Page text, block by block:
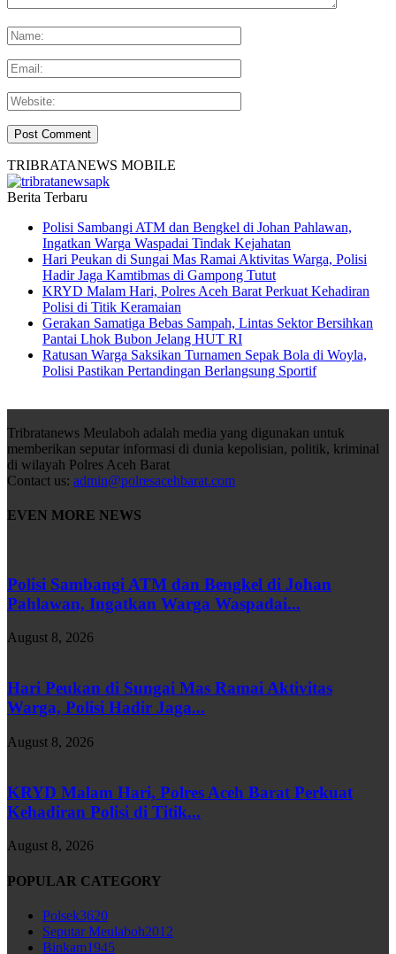
TRIBRATANEWS MOBILE
Berita Terbaru
Polisi Sambangi ATM dan Bengkel di Johan Pahlawan,
Ingatkan Warga Waspadai Tindak Kejahatan
Hari Peukan di Sungai Mas Ramai Aktivitas Warga, Polisi
Hadir Jaga Kamtibmas di Gampong Tutut
KRYD Malam Hari, Polres Aceh Barat Perkuat Kehadiran
Polisi di Titik Keramaian
Gerakan Samatiga Bebas Sampah, Lintas Sektor Bersihkan
Pantai Lhok Bubon Jelang HUT RI
Ratusan Warga Saksikan Turnamen Sepak Bola di Woyla,
Polisi Pastikan Pertandingan Berlangsung Sportif
Tribratanews Meulaboh adalah media yang digunakan untuk
memberikan seputar informasi di dunia kepolisian, politik, kriminal
di wilayah Polres Aceh Barat
Contact us: admin@polresacehbarat.com
EVEN MORE NEWS
Polisi Sambangi ATM dan Bengkel di Johan
Pahlawan, Ingatkan Warga Waspadai...
August 8, 2026
Hari Peukan di Sungai Mas Ramai Aktivitas
Warga, Polisi Hadir Jaga...
August 8, 2026
KRYD Malam Hari, Polres Aceh Barat Perkuat
Kehadiran Polisi di Titik...
August 8, 2026
POPULAR CATEGORY
Polsek3620
Seputar Meulaboh2012
Binkam1945